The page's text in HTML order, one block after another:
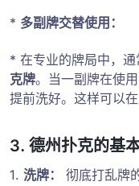
* 多副牌交替使用：
* 在专业的牌局中，
克牌。当一副牌在使
提前洗好。这样可以
3. 德州扑克的基
1. 洗牌： 彻底打乱牌